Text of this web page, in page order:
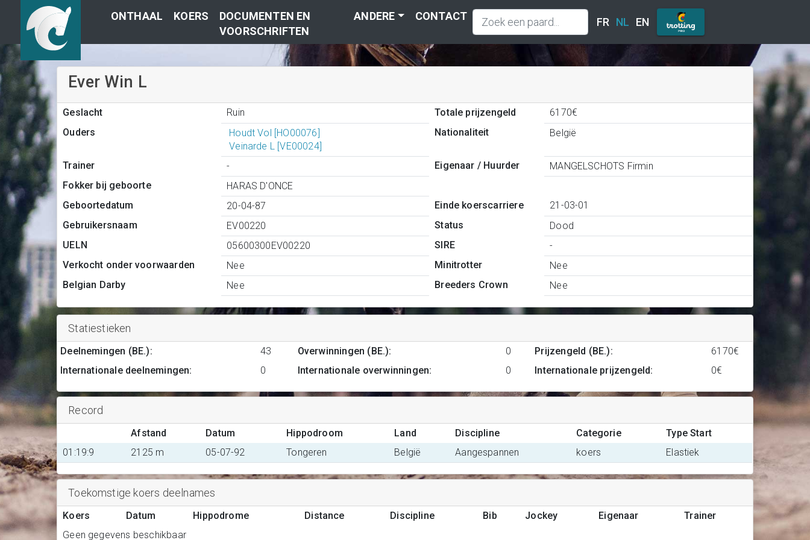
ONTHAAL KOERS
DOCUMENTEN EN
VOORSCHRIFTEN
ANDERE CONTACT FR NL EN
Ever Win L
Geslacht Ruin Totale prijzengeld
6170€
Ouders
Houdt Vol [HO00076]
Veinarde L [VE00024]
Nationaliteit België
Trainer - Eigenaar / Huurder
MANGELSCHOTS Firmin
Fokker bij geboorte
HARAS D'ONCE
Geboortedatum
20-04-87 Einde koerscarriere
21-03-01
Gebruikersnaam
EV00220 Status
Dood
UELN
05600300EV00220 SIRE
-
Verkocht onder voorwaarden
Nee Minitrotter
Nee
Belgian Darby
Nee Breeders Crown Nee
Statiestieken
Deelnemingen (BE.):
43
Internationale deelnemingen: 0
Overwinningen (BE.):
0
Internationale overwinningen: 0
Prijzengeld (BE.):
6170€
Internationale prijzengeld: 0€
Record
Afstand Datum Hippodroom Land Discipline Categorie
Type Start
01:19:9
2125 m 05-07-92 Tongeren België Aangespannen koers Elastiek
Toekomstige koers deelnames
Koers Datum Hippodrome Distance Discipline Bib Jockey Eigenaar
Trainer
Geen gegevens beschikbaar